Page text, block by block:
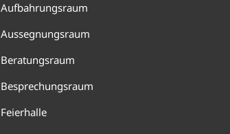
Aufbahrungsraum
Aussegnungsraum
Beratungsraum
Besprechungsraum
Feierhalle